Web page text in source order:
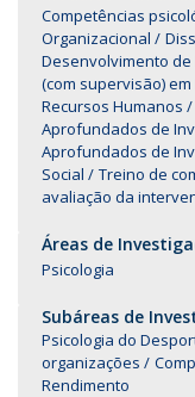
Competências
Organizacional
Desenvolvimento
(com supervisão)
Recursos Humanos
Aprofundados de
Aprofundados de
Social
Treino de
avaliação da
Áreas de
Psicologia
Subáreas de
Psicologia do
organizações
Rendimento